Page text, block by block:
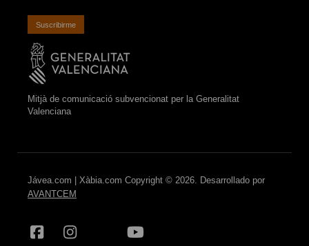
Suscribirme
Mitjà de comunicació subvencionat per la Generalitat
Valenciana
Jávea.com | Xàbia.com Copyright © 2026. Desarrollado por
AVANTCEM